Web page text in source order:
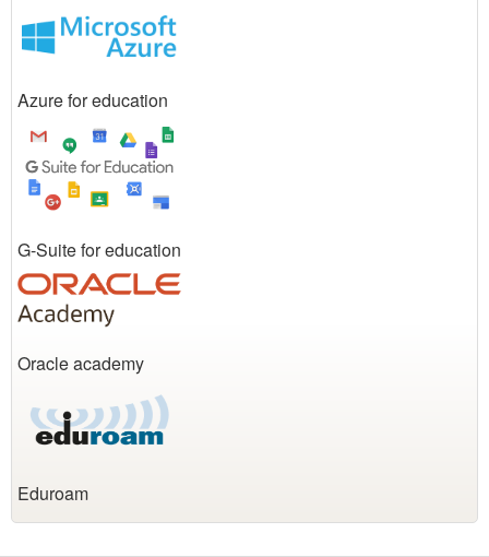
Azure for education
G-Suite for education
Oracle academy
Eduroam